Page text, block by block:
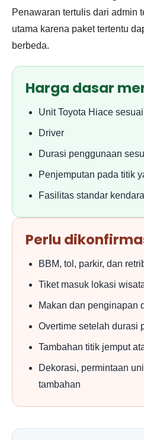
Penawaran tertulis dari admin
utama karena paket tertentu
berbeda.
Harga dasar
Unit Toyota Hiace
Driver
Durasi penggunaan
Penjemputan pada titik
Fasilitas standar
Perlu
BBM, tol, parkir, dan
Tiket masuk lokasi
Makan dan penginapan
Overtime setelah durasi
Tambahan titik jemput
Dekorasi, permintaan
tambahan